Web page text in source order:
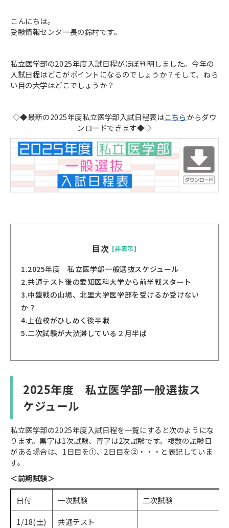
こんにちは。
受験情報センター長の鈴村です。
私立医学部の2025年度入試日程がほぼ判明しました。今年の
入試日程はどこがポイントになるのでしょうか？そして、ねら
い目の大学はどこでしょうか？
◇◆最新の2025年度私立医学部入試日程表はこちらからダウ
ンロードできます◆◇
目次 [非表示]
1.2025年度 私立医学部一般選抜スケジュール
2.共通テスト後の愛知医科大学から前半戦スタート
3.中盤戦の山場、北里大学医学部を受けるか受けない
か？
4. 上位校がひしめく後半戦
5.二次試験が大渋滞している２月半ば
2025年度 私立医学部一般選抜ス
ケジュール
私立医学部の2025年度入試日程を一覧にすると次のようにな
ります。黒字は1次試験、青字は2次試験です。複数の試験日
がある場合は、1日目を①、2日目を②・・・と表記していま
す。
＜前期試験＞
日付 一次試験
二次試験
1/18(土)
共通テスト​​​​​